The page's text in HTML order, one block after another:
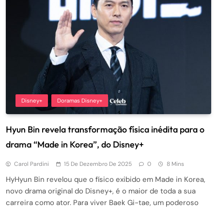
Disney+ Doramas Disney+
Hyun Bin revela transformação física inédita para o
drama “Made in Korea”, do Disney+
Carol Pardini 15 De Dezembro De 2025 0 8 Mins
HyHyun Bin revelou que o físico exibido em Made in Korea,
novo drama original do Disney+, é o maior de toda a sua
carreira como ator. Para viver Baek Gi-tae, um poderoso